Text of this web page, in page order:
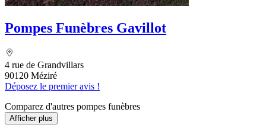
Pompes Funèbres Gavillot
4 rue de Grandvillars
90120 Méziré
Déposez le premier avis !
Comparez d'autres pompes funèbres
Afficher plus